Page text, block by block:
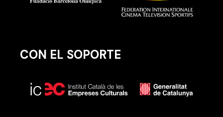
CON EL SOPORTE